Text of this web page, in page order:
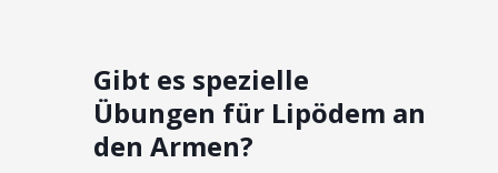
Gibt es spezielle
Übungen für Lipödem an
den Armen?